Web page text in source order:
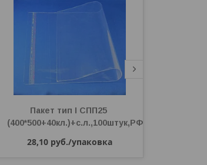
Пакет тип I СПП25
(400*500+40кл.)+с.л.,100штук,РФ
28,10 руб./упаковка